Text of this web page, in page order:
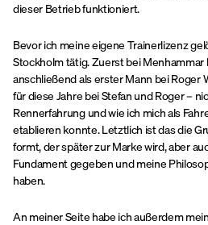
dieser Betrieb funktioniert.
Bevor ich meine eigene Trainerlizenz
Stockholm tätig. Zuerst bei Menhammar
anschließend als erster Mann bei Roger
für diese Jahre bei Stefan und Roger –
Rennerfahrung und wie ich mich als
etablieren konnte. Letztlich ist das die
formt, der später zur Marke wird, aber
Fundament gegeben und meine
haben.
An meiner Seite habe ich außerdem